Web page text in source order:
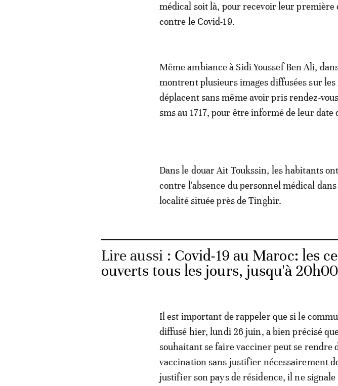
médical soit là, pour recevoir leur première
contre le Covid-19.
Même ambiance à Sidi Youssef Ben Ali,
montrent plusieurs images diffusées sur
déplacent sans même avoir pris rendez-
sms au 1717, pour être informé de leur
Dans le douar Ait Toukssin, les habitants
contre l'absence du personnel médical
localité située près de Tinghir.
Lire aussi : Covid-19 au Maroc: les
ouverts tous les jours, jusqu'à 20h00
Il est important de rappeler que si le
diffusé hier, lundi 26 juin, a bien précisé
souhaitant se faire vacciner peut se rendre
vaccination sans justifier nécessairement
justifier son pays de résidence, il ne signale